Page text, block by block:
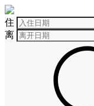
住
离